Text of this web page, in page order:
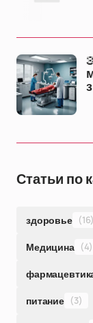
Статьи по
здоровье (16)
Медицина (4)
питание (3)